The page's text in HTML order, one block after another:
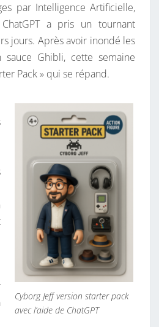
T
E
R
P
A
K
–
’
I
D
A
I
R
E
par Intelligence Artificielle,
a pris un tournant
jours. Après avoir inondé les
sauce Ghibli, cette semaine
Pack » qui se répand.
Cyborg Jeff version starter pack
avec l’aide de ChatGPT